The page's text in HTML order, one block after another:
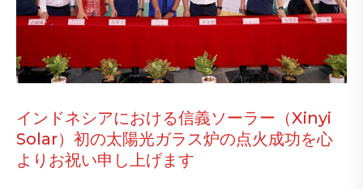
インドネシアにおける信義ソーラー（Xinyi
Solar）初の太陽光ガラス炉の点火成功を心
よりお祝い申し上げます